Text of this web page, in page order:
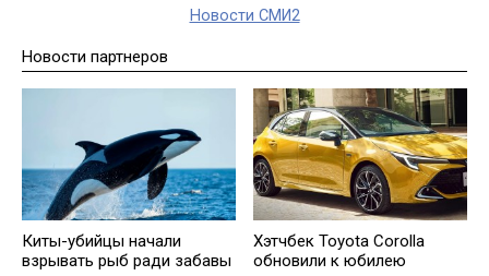
Новости СМИ2
Новости партнеров
Киты-убийцы начали
взрывать рыб ради забавы
Хэтчбек Toyota Corolla
обновили к юбилею